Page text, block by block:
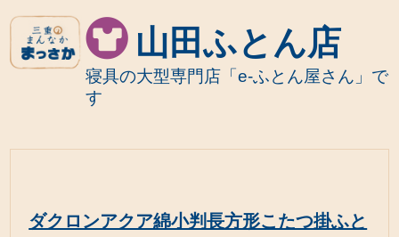
山田ふとん店
寝具の大型専門店「e-ふとん屋さん」で
す
ダクロンアクア綿小判長方形こたつ掛ふと